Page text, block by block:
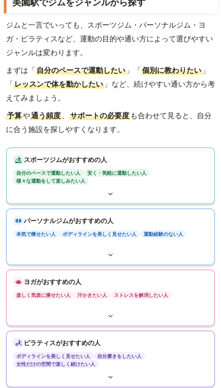
美園駅でジムをジャンルから探す
ジムと一言でいっても、スポーツジム・パーソナルジム・ヨ
ガ・ピラティスなど、運動の目的や通い方によって選びやすい
ジャンルは変わります。
まずは「自分のペースで運動したい 」「個別に教わりたい 」
「レッスンで体を動かしたい 」など、続けやすい通い方から考
えてみましょう。
予算や通う頻度 、 サポートの必要度 も合わせて見ると、自分
に合う施設を探しやすくなります。
スポーツジムがおすすめの人
自分のペースで運動したい人
安く・気軽に運動したい人
様々な運動をして楽しみたい人
パーソナルジムがおすすめの人
本気で痩せたい人 ボディラインを美しく見せたい人 運動経験のない人
ヨガがおすすめの人
楽しく気楽に痩せたい人 汗かきたい人 ストレスを解消したい人
ピラティスがおすすめの人
ボディラインを美しく見せたい人
自分磨きをしたい人
女性だけの空間で楽しく続けたい人